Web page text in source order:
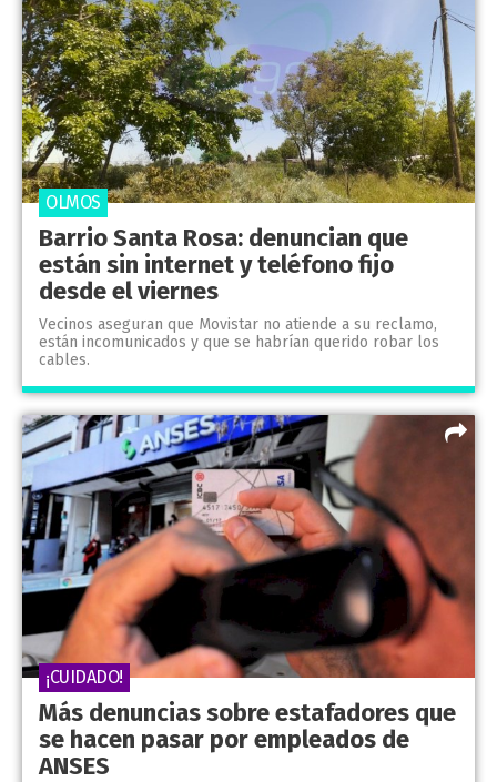
Barrio Santa Rosa: denuncian que
están sin internet y teléfono fijo
desde el viernes
Vecinos aseguran que Movistar no atiende a su reclamo,
están incomunicados y que se habrían querido robar los
cables.
OLMOS
Más denuncias sobre estafadores que
se hacen pasar por empleados de
ANSES
¡CUIDADO!